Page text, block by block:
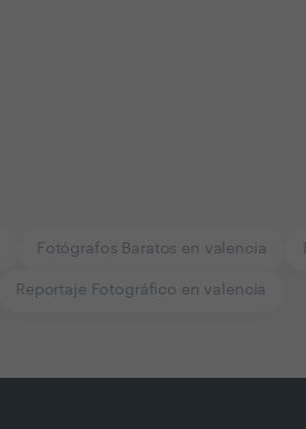
Fotógrafos Baratos en valencia
Reportaje Fotográfico en valencia